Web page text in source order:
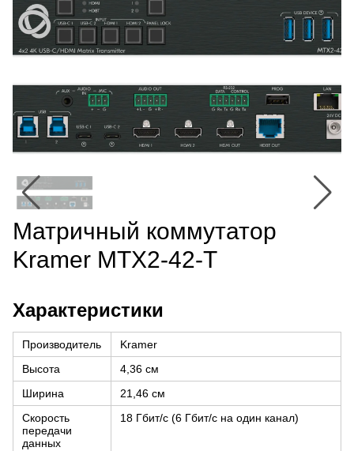
Матричный коммутатор
Kramer MTX2-42-T
Характеристики
Производитель
Kramer
Высота
4,36 см
Ширина
21,46 см
Скорость
передачи
данных
18 Гбит/с (6 Гбит/с на один канал)